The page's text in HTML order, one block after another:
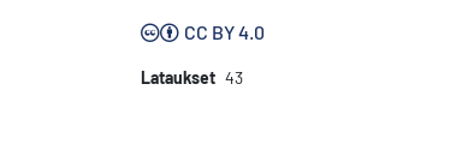
CC BY 4.0
Lataukset 43